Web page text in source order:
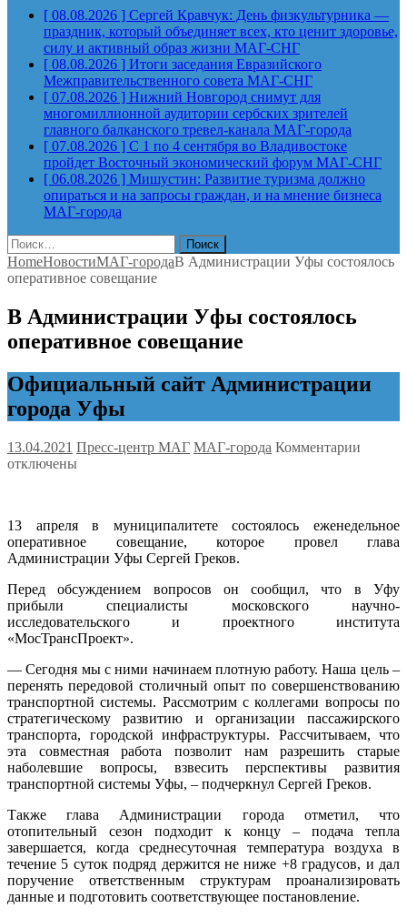
[ 08.08.2026 ] Сергей Кравчук: День физкультурника —
праздник, который объединяет всех, кто ценит здоровье,
силу и активный образ жизни МАГ-СНГ
[ 08.08.2026 ] Итоги заседания Евразийского
Межправительственного совета МАГ-СНГ
[ 07.08.2026 ] Нижний Новгород снимут для
многомиллионной аудитории сербских зрителей
главного балканского тревел-канала МАГ-города
[ 07.08.2026 ] С 1 по 4 сентября во Владивостоке
пройдет Восточный экономический форум МАГ-СНГ
[ 06.08.2026 ] Мишустин: Развитие туризма должно
опираться и на запросы граждан, и на мнение бизнеса
МАГ-города
Найти:
HomeНовостиМАГ-городаВ Администрации Уфы состоялось
оперативное совещание
В Администрации Уфы состоялось
оперативное совещание
Официальный сайт Администрации
города Уфы
13.04.2021 Пресс-центр МАГ МАГ-города Комментарии
отключены
13 апреля в муниципалитете состоялось еженедельное
оперативное совещание, которое провел глава
Администрации Уфы Сергей Греков.
Перед обсуждением вопросов он сообщил, что в Уфу
прибыли специалисты московского научно-
исследовательского и проектного института
«МосТрансПроект».
— Сегодня мы с ними начинаем плотную работу. Наша цель –
перенять передовой столичный опыт по совершенствованию
транспортной системы. Рассмотрим с коллегами вопросы по
стратегическому развитию и организации пассажирского
транспорта, городской инфраструктуры. Рассчитываем, что
эта совместная работа позволит нам разрешить старые
наболевшие вопросы, взвесить перспективы развития
транспортной системы Уфы, – подчеркнул Сергей Греков.
Также глава Администрации города отметил, что
отопительный сезон подходит к концу – подача тепла
завершается, когда среднесуточная температура воздуха в
течение 5 суток подряд держится не ниже +8 градусов, и дал
поручение ответственным структурам проанализировать
данные и подготовить соответствующее постановление.